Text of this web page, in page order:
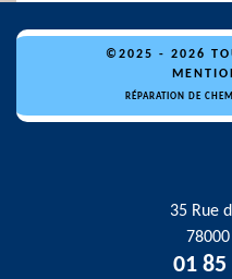
©2025 - 2026
RÉPARATION DE
35 Rue
01 85